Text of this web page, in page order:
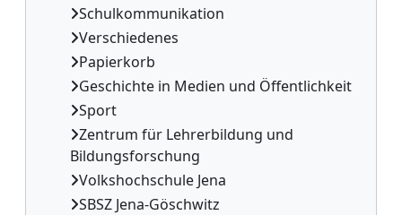
Schulkommunikation
Verschiedenes
Papierkorb
Geschichte in Medien und Öffentlichkeit
Sport
Zentrum für Lehrerbildung und
Bildungsforschung
Volkshochschule Jena
SBSZ Jena-Göschwitz